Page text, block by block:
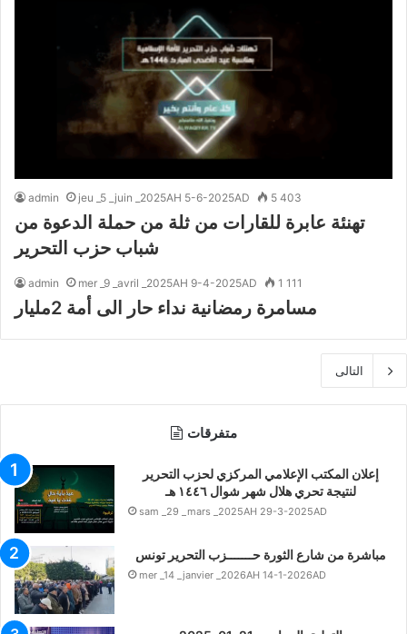
admin jeu _5 _juin _2025AH 5-6-2025AD 5 403
تهنئة عابرة للقارات من ثلة من حملة الدعوة من
شباب حزب التحرير
admin mer _9 _avril _2025AH 9-4-2025AD 1 111
مسامرة رمضانية نداء حار الى أمة 2مليار
التالى
متفرقات
إعلان المكتب الإعلامي المركزي لحزب التحرير
لنتيجة تحري هلال شهر شوال ١٤٤٦ هـ
sam _29 _mars _2025AH 29-3-2025AD
مباشرة من شارع الثورة حـــــــزب التحرير تونس
mer _14 _janvier _2026AH 14-1-2026AD